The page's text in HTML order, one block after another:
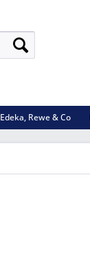
Edeka, Rewe & Co